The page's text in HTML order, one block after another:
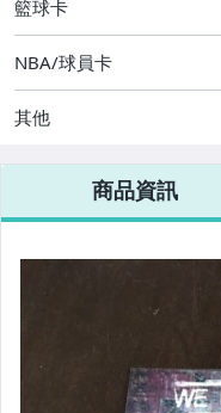
籃球卡
NBA/球員卡
其他
商品資訊